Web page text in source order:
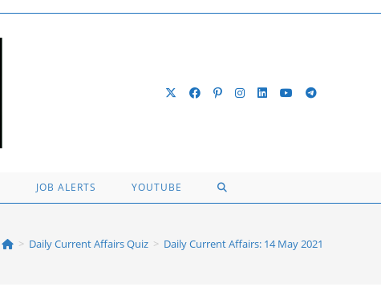
JOB ALERTS YOUTUBE
TOGGLE
SEARCH
> Daily Current Affairs Quiz > Daily Current Affairs: 14 May 2021